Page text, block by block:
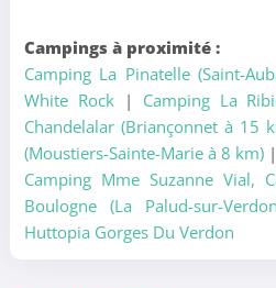
Campings à proximité :
Camping La Pinatelle (Saint-
White Rock| Camping La
Chandelalar (Briançonnet à 15
(Moustiers-Sainte-Marie à 8 km) |
Camping Mme Suzanne Vial,
Boulogne (La Palud-sur-
Huttopia Gorges Du Verdon